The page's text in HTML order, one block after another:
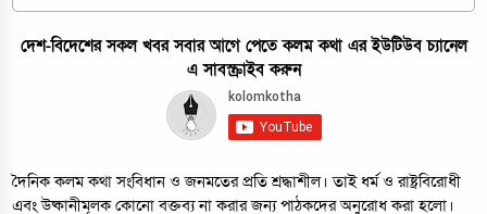
দেশ-বিদেশের সকল খবর সবার আগে পেতে কলম কথা এর ইউটিউব চ্যানেল
এ সাবস্ক্রাইব করুন
দৈনিক কলম কথা সংবিধান ও জনমতের প্রতি শ্রদ্ধাশীল। তাই ধর্ম ও রাষ্ট্রবিরোধী
এবং উষ্কানীমূলক কোনো বক্তব্য না করার জন্য পাঠকদের অনুরোধ করা হলো।